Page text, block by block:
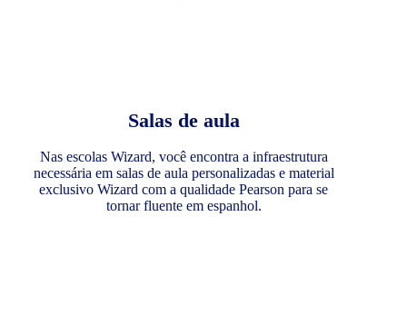
Salas de aula
Nas escolas Wizard, você encontra a infraestrutura
necessária em salas de aula personalizadas e material
exclusivo Wizard com a qualidade Pearson para se
tornar fluente em espanhol.